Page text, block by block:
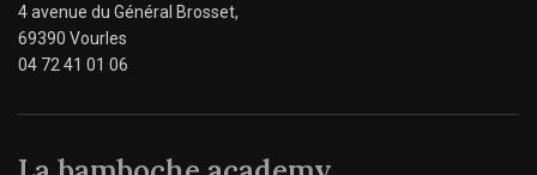
4 avenue du Général Brosset,
69390 Vourles
04 72 41 01 06